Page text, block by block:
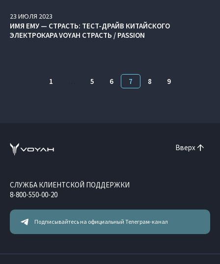
23 ИЮЛЯ 2023
ИМЯ ЕМУ — СТРАСТЬ: ТЕСТ-ДРАЙВ КИТАЙСКОГО
ЭЛЕКТРОКАРА VOYAH СТРАСТЬ / PASSION
1 5 6 7 8 9
Вверх
Подписывайтесь на официальный Телеграм-канал
СЛУЖБА КЛИЕНТСКОЙ ПОДДЕРЖКИ
8-800-550-00-20